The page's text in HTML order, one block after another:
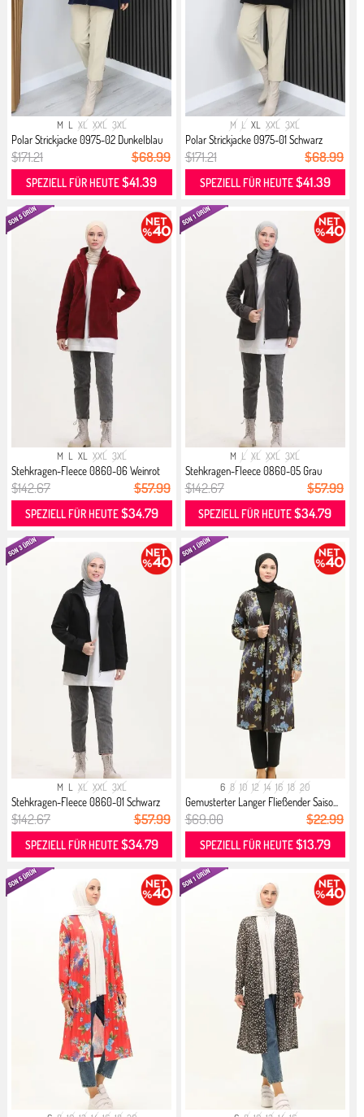
M L XL XXL 3XL
Polar Strickjacke 0975-02 Dunkelblau
$171.21 $68.99
SPEZIELL FÜR HEUTE$41.39
M L XL XXL 3XL
Polar Strickjacke 0975-01 Schwarz
$171.21 $68.99
SPEZIELL FÜR HEUTE$41.39
M L XL XXL 3XL
Stehkragen-Fleece 0860-06 Weinrot
$142.67 $57.99
SPEZIELL FÜR HEUTE$34.79
M L XL XXL 3XL
Stehkragen-Fleece 0860-05 Grau
$142.67 $57.99
SPEZIELL FÜR HEUTE$34.79
M L XL XXL 3XL
Stehkragen-Fleece 0860-01 Schwarz
$142.67 $57.99
SPEZIELL FÜR HEUTE$34.79
6 8 10 12 14 16 18 20
Gemusterter Langer Fließender Saiso...
$69.00 $22.99
SPEZIELL FÜR HEUTE$13.79